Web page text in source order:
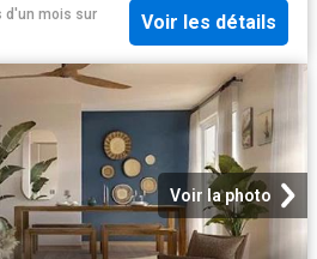
d'un mois sur
Voir les détails
Voir la photo